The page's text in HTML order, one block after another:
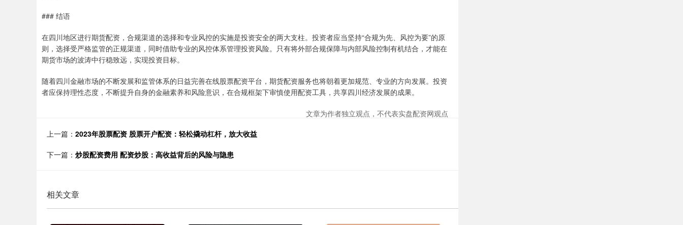
### 结语
在四川地区进行期货配资，合规渠道的选择和专业风控的实施是投资安全的两大支柱。投资者应当坚持“合规为先、风控为要”的原
则，选择受严格监管的正规渠道，同时借助专业的风控体系管理投资风险。只有将外部合规保障与内部风险控制有机结合，才能在
期货市场的波涛中行稳致远，实现投资目标。
随着四川金融市场的不断发展和监管体系的日益完善在线股票配资平台，期货配资服务也将朝着更加规范、专业的方向发展。投资
者应保持理性态度，不断提升自身的金融素养和风险意识，在合规框架下审慎使用配资工具，共享四川经济发展的成果。
文章为作者独立观点，不代表实盘配资网观点
上一篇： 2023年股票配资 股票开户配资：轻松撬动杠杆，放大收益
下一篇： 炒股配资费用 配资炒股：高收益背后的风险与隐患
相关文章